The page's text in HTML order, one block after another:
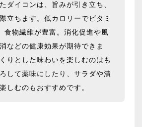
ダイコンは、旨みが引き立ち、
立ちます。低カロリーでビタミ
食物繊維が豊富。消化促進や風
などの健康効果が期待できま
りとした味わいを楽しむのはも
して薬味にしたり、サラダや漬
しむのもおすすめです。